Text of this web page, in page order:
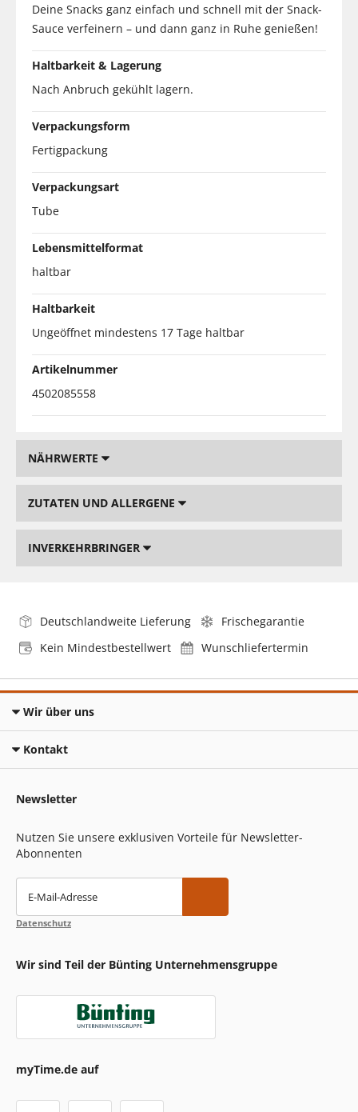
Deine Snacks ganz einfach und schnell mit der Snack-
Sauce verfeinern – und dann ganz in Ruhe genießen!
Haltbarkeit & Lagerung
Nach Anbruch gekühlt lagern.
Verpackungsform
Fertigpackung
Verpackungsart
Tube
Lebensmittelformat
haltbar
Haltbarkeit
Ungeöffnet mindestens 17 Tage haltbar
Artikelnummer
4502085558
NÄHRWERTE
ZUTATEN UND ALLERGENE
INVERKEHRBRINGER
Deutschlandweite Lieferung
Frischegarantie
Kein Mindestbestellwert
Wunschliefertermin
Wir über uns
Kontakt
Newsletter
Nutzen Sie unsere exklusiven Vorteile für Newsletter-
Abonnenten
E-Mail-Adresse
Datenschutz
Wir sind Teil der Bünting Unternehmensgruppe
myTime.de auf